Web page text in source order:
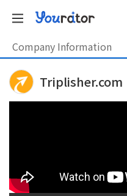
Company Information
Triplisher.com